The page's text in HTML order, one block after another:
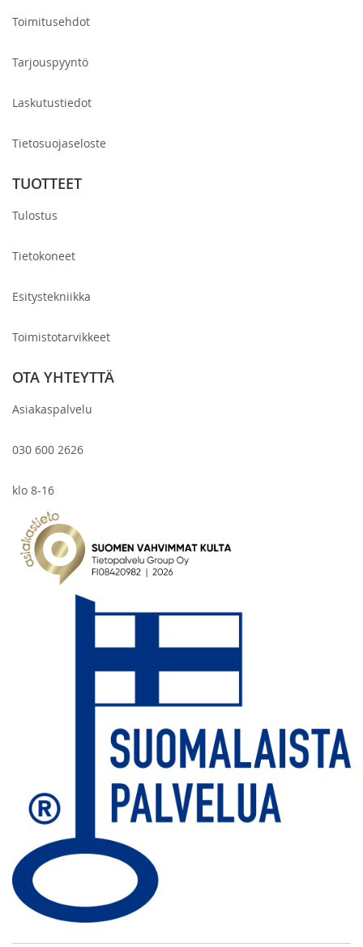
Toimitusehdot
Tarjouspyyntö
Laskutustiedot
Tietosuojaseloste
TUOTTEET
Tulostus
Tietokoneet
Esitystekniikka
Toimistotarvikkeet
OTA YHTEYTTÄ
Asiakaspalvelu
030 600 2626
klo 8-16